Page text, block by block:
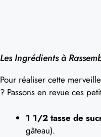
Les Ingrédients à
Pour réaliser cette
? Passons en revue ces
1 1/2 tasse de
gâteau).